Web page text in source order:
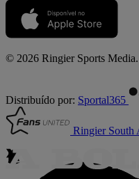
© 2026 Ringier Sports Media.
Distribuído por: Sportal365
Ringier South